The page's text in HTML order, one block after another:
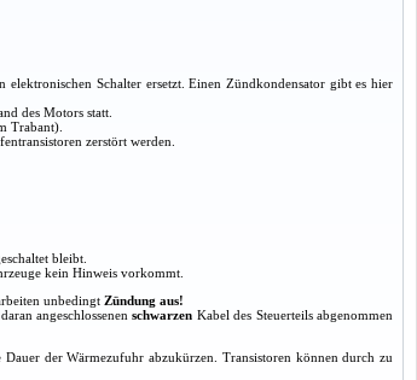
Schalter ersetzt. Einen Zündkondensator gibt es hier
des Motors statt.
Trabant).
zerstört werden.
bleibt.
kein Hinweis vorkommt.
unbedingt Zündung aus!
angeschlossenenschwarzen Kabel des Steuerteils abgenommen
der Wärmezufuhr abzukürzen. Transistoren können durch zu